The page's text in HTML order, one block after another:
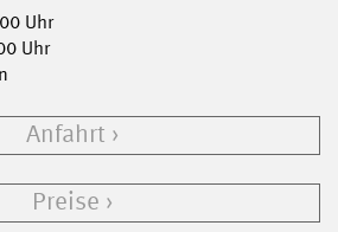
Uhr
Uhr
Anfahrt
Preise